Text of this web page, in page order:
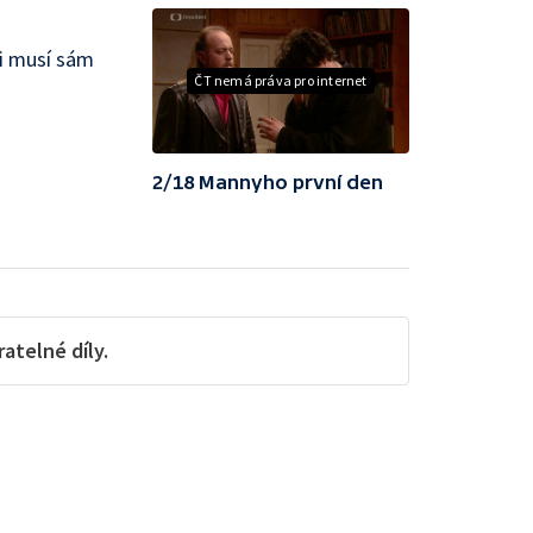
musí sám
ČT nemá práva pro internet
2/18 Mannyho první den
díly.